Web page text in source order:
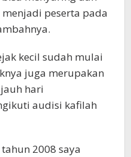
peserta pada
kecil sudah mulai
juga merupakan
hari
audisi kafilah
2008 saya